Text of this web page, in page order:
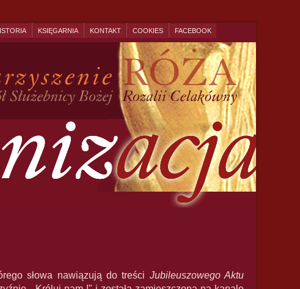
KSIĘGARNIA KONTAKT COOKIES FACEBOOK
słowa nawiązują do treści Jubileuszowego Aktu